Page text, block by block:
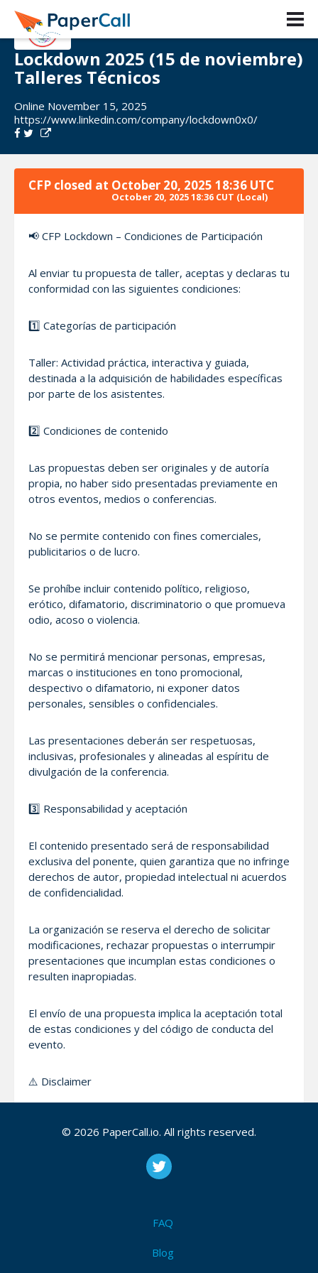
Lockdown 2025 (15 de noviembre)
Talleres Técnicos
Online November 15, 2025
https://www.linkedin.com/company/lockdown0x0/
CFP closed at October 20, 2025 18:36 UTC
October 20, 2025 18:36 CUT (Local)
📢 CFP Lockdown – Condiciones de Participación
Al enviar tu propuesta de taller, aceptas y declaras tu
conformidad con las siguientes condiciones:
1️⃣ Categorías de participación
Taller: Actividad práctica, interactiva y guiada,
destinada a la adquisición de habilidades específicas
por parte de los asistentes.
2️⃣ Condiciones de contenido
Las propuestas deben ser originales y de autoría
propia, no haber sido presentadas previamente en
otros eventos, medios o conferencias.
No se permite contenido con fines comerciales,
publicitarios o de lucro.
Se prohíbe incluir contenido político, religioso,
erótico, difamatorio, discriminatorio o que promueva
odio, acoso o violencia.
No se permitirá mencionar personas, empresas,
marcas o instituciones en tono promocional,
despectivo o difamatorio, ni exponer datos
personales, sensibles o confidenciales.
Las presentaciones deberán ser respetuosas,
inclusivas, profesionales y alineadas al espíritu de
divulgación de la conferencia.
3️⃣ Responsabilidad y aceptación
El contenido presentado será de responsabilidad
exclusiva del ponente, quien garantiza que no infringe
derechos de autor, propiedad intelectual ni acuerdos
de confidencialidad.
La organización se reserva el derecho de solicitar
modificaciones, rechazar propuestas o interrumpir
presentaciones que incumplan estas condiciones o
resulten inapropiadas.
El envío de una propuesta implica la aceptación total
de estas condiciones y del código de conducta del
evento.
⚠️ Disclaimer
de conocimiento. La organización no se hace
afirmaciones o materiales expuestos por los
ponentes. Cada participante asume la plena
© 2026 PaperCall.io. All rights reserved.
FAQ
Blog